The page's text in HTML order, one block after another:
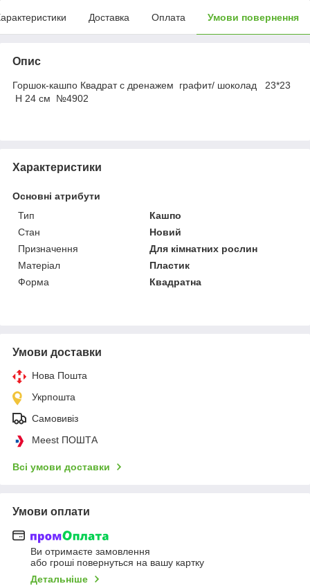
Доставка Оплата Умови повернення
Опис
Горшок-кашпо Квадрат с дренажем графит/ шоколад 23*23
Н 24 см №4902
Характеристики
Основні атрибути
Тип
Кашпо
Стан
Новий
Призначення
Для кімнатних рослин
Матеріал
Пластик
Форма
Квадратна
Умови доставки
Нова Пошта
Укрпошта
Самовивіз
Meest ПОШТА
Всі умови доставки
Умови оплати
Ви отримаєте замовлення
або гроші повернуться на вашу картку
Детальніше